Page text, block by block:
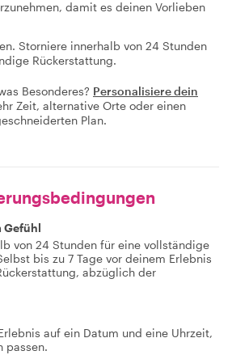
damit es deinen Vorlieben
Storniere innerhalb von 24 Stunden
Rückerstattung.
Besonderes? Personalisiere dein
Zeit, alternative Orte oder einen
Plan.
Gefühl
von 24 Stunden für eine vollständige
bis zu 7 Tage vor deinem Erlebnis
abzüglich der
auf ein Datum und eine Uhrzeit,
passen.